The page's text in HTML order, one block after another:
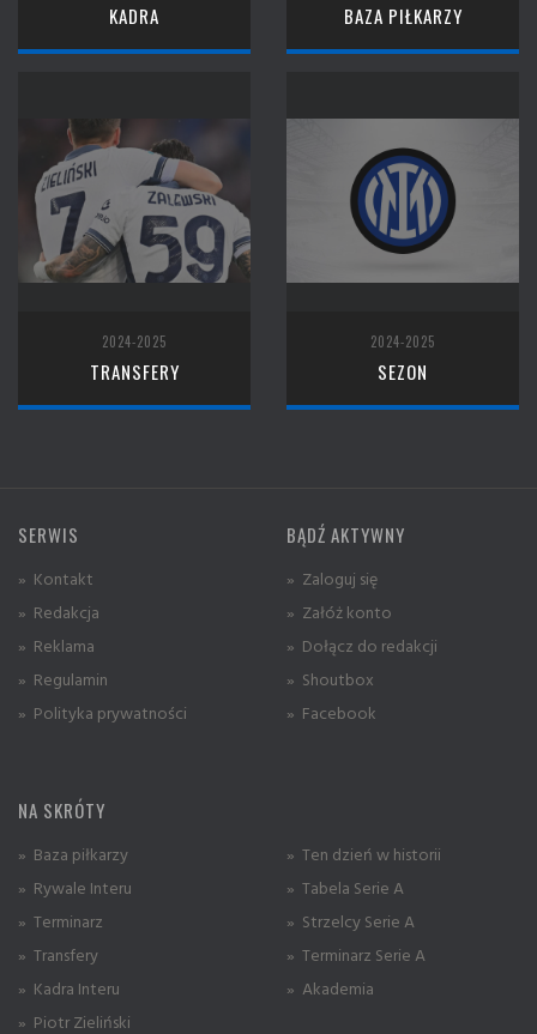
KADRA BAZA PIŁKARZY
2024-2025
TRANSFERY
2024-2025
SEZON
SERWIS
» Kontakt
» Redakcja
» Reklama
» Regulamin
» Polityka prywatności
BĄDŹ AKTYWNY
» Zaloguj się
» Załóż konto
» Dołącz do redakcji
» Shoutbox
» Facebook
NA SKRÓTY
» Baza piłkarzy
» Rywale Interu
» Terminarz
» Transfery
» Kadra Interu
» Piotr Zieliński
» Ten dzień w historii
» Tabela Serie A
» Strzelcy Serie A
» Terminarz Serie A
» Akademia